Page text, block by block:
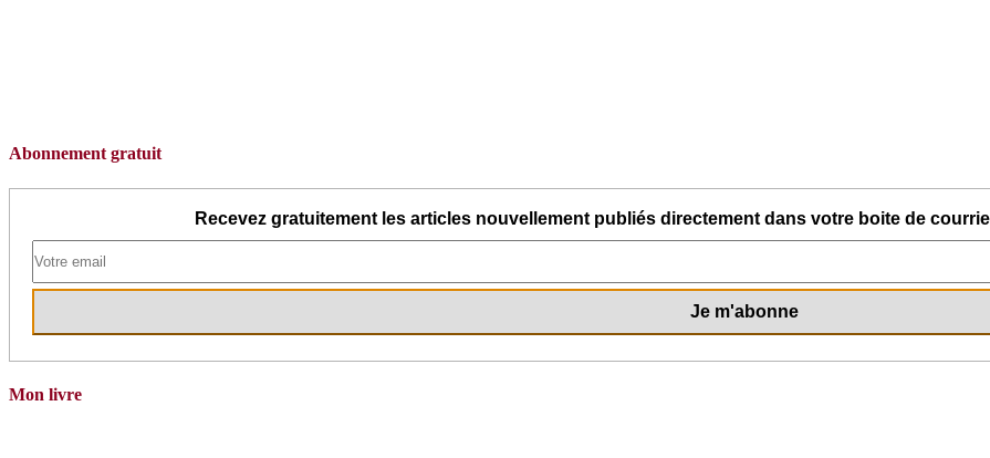
Abonnement gratuit
Recevez gratuitement les articles nouvellement publiés directement dans votre boite de
Mon livre